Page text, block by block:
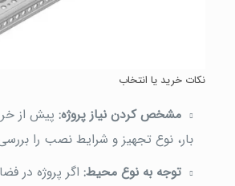
نکات خرید یا انتخاب
مشخص کردن نیاز پروژه:پیش از
بار، نوع تجهیز و شرایط نصب را
توجه به نوع محیط:اگر پروژه در